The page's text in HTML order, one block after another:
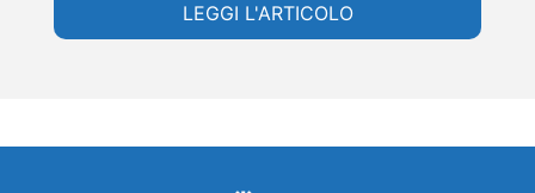
LEGGI L'ARTICOLO